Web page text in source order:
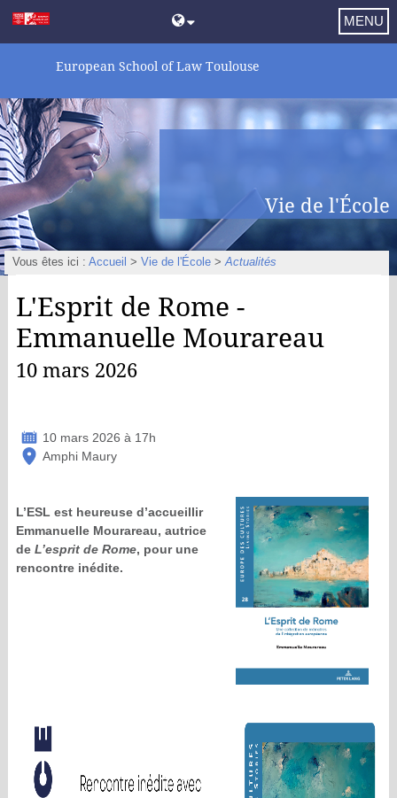
European School of Law Toulouse
MENU
Vie de l'École
Vous êtes ici :Accueil >Vie de l'École >Actualités
L'Esprit de Rome -
Emmanuelle Mourareau
10 mars 2026
10 mars 2026 à 17h
Amphi Maury
L’ESL est heureuse d’accueillir
Emmanuelle Mourareau, autrice
deL’esprit de Rome, pour une
rencontre inédite.